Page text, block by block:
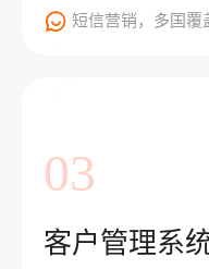
短信营销，多国覆
03
客户管理系